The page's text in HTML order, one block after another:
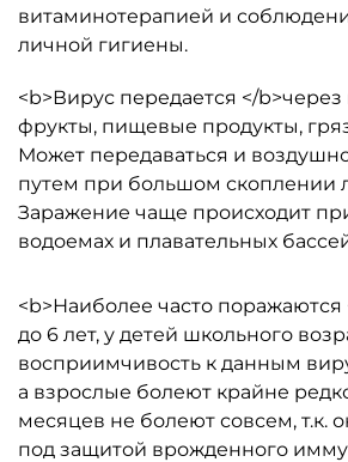
витаминотерапией и
личной гигиены.
<b>Вирус передается </
фрукты, пищевые продукты,
Может передаваться и
путем при большом скоплении
Заражение чаще происходит
водоемах и плавательных
<b>Наиболее часто поражаются
до 6 лет, у детей школьного
восприимчивость к данным
а взрослые болеют крайне
месяцев не болеют совсем, т.к.
под защитой врожденного